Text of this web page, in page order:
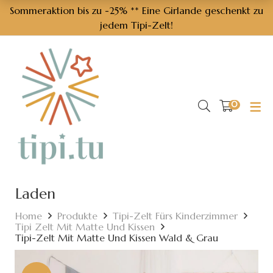
TIPI ZELT
Tipi Zelt mit Matte
Tipi Zelt mit Matte und Kissen
BETTHIMMEL
Hausbett-Himmel
Baldachin
Baldachin mit Bodenmatte
BETTZUBEHÖR
Babybett Nestchen
Bettwäsche
ZUBEHÖR FÜR KINDERZIMMER
Buchstabenkissen
Spielzeugkörbe
SPRACHE
ENG
PL
Sommeraktion bis zu -25% ** Eine Girlande geschenkt zu
jedem Tipi-Zelt!
0
Laden
Home Produkte
Tipi-Zelt Fürs Kinderzimmer
Tipi Zelt Mit Matte Und Kissen
Tipi-Zelt Mit Matte Und Kissen Wald & Grau